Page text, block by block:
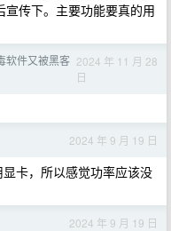
传下。主要功能要真的用
软件又被黑客 2024 年 11 月 28
日
2024 年 9 月 19 日
卡，所以感觉功率应该没
2024 年 9 月 19 日